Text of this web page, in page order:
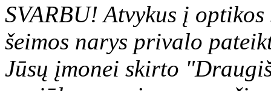
SVARBU! Atvykus į
šeimos narys privalo
Jūsų įmonei skirto